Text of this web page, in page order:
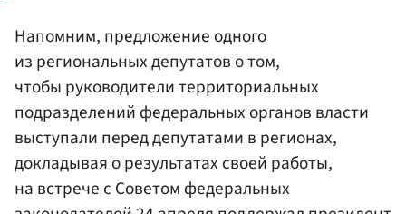
Напомним, предложение одного
из региональных депутатов о том,
чтобы руководители территориальных
подразделений федеральных органов власти
выступали перед депутатами в регионах,
докладывая о результатах своей работы,
на встрече с Советом федеральных